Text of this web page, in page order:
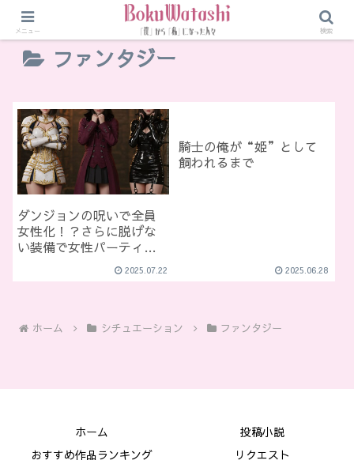
ファンタジー
ダンジョンの呪いで全員
女性化！？さらに脱げな
い装備で女性パーティ生
2025.07.22
騎士の俺が“姫”として
飼われるまで
2025.06.28
ホーム シチュエーション ファンタジー
ホーム
投稿小説
おすすめ作品ランキング
リクエスト
メニュー 検索